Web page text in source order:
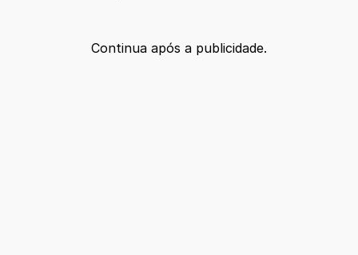
Continua após a publicidade.